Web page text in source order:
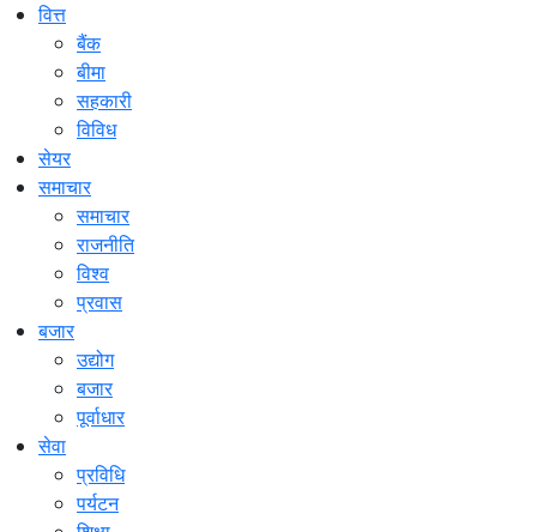
वित्त
बैंक
बीमा
सहकारी
विविध
सेयर
समाचार
समाचार
राजनीति
विश्व
प्रवास
बजार
उद्योग
बजार
पूर्वाधार
सेवा
प्रविधि
पर्यटन